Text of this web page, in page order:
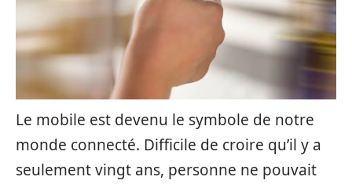
Le mobile est devenu le symbole de notre
monde connecté. Difficile de croire qu’il y a
seulement vingt ans, personne ne pouvait